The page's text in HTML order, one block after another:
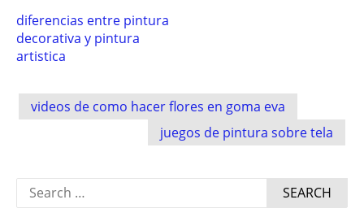
diferencias entre pintura
decorativa y pintura
artistica
Post
navigation
videos de como hacer flores en goma eva
juegos de pintura sobre tela
Search
for: